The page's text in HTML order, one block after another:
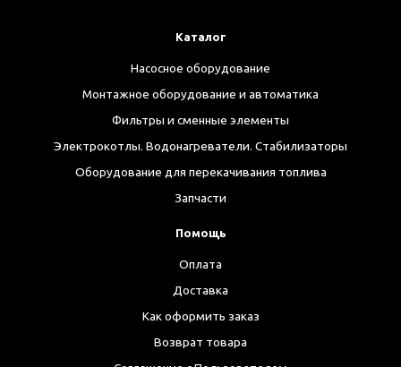
Каталог
Насосное оборудование
Монтажное оборудование и автоматика
Фильтры и сменные элементы
Электрокотлы. Водонагреватели. Стабилизаторы
Оборудование для перекачивания топлива
Запчасти
Помощь
Оплата
Доставка
Как оформить заказ
Возврат товара